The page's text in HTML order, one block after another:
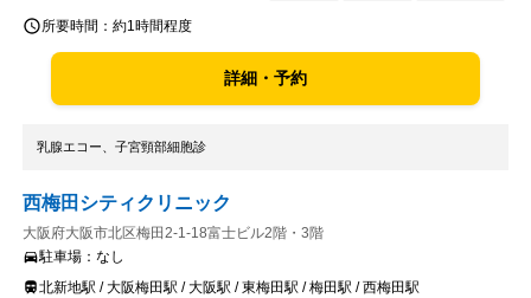
所要時間： 約1時間程度
詳細・予約
乳腺エコー、子宮頸部細胞診
西梅田シティクリニック
大阪府大阪市北区梅田2-1-18富士ビル2階・3階
駐車場： なし
北新地駅 / 大阪梅田駅 / 大阪駅 / 東梅田駅 / 梅田駅 / 西梅田駅